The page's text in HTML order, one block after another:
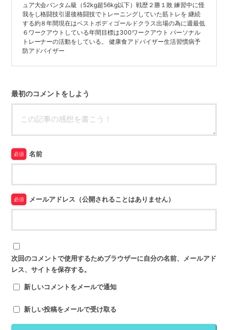
ュア大会バンタム級（52kg超56kg以下）戦歴２勝１敗 練習中に怪
我をし格闘技引退後格闘技でトレーニングしていた筋トレを 継続
する約８年間現在はベストボディゴールドクラス出場の為に週最低
６ワークアウトしている年間目標は300ワークアウト パーソナル
トレーナーの活動をしている。 健康食アドバイザー生活習慣病予
防アドバイザー
最初のコメントをしよう
必須 名前
必須 メールアドレス（公開されることはありません）
次回のコメントで使用するためブラウザーに自分の名前、メールアド
レス、サイトを保存する。
新しいコメントをメールで通知
新しい投稿をメールで受け取る